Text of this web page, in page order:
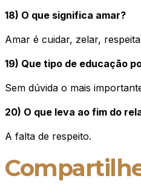
18) O que significa amar?
Amar é cuidar, zelar,
19) Que tipo de educação
Sem dúvida o mais
20) O que leva ao fim do
A falta de respeito.